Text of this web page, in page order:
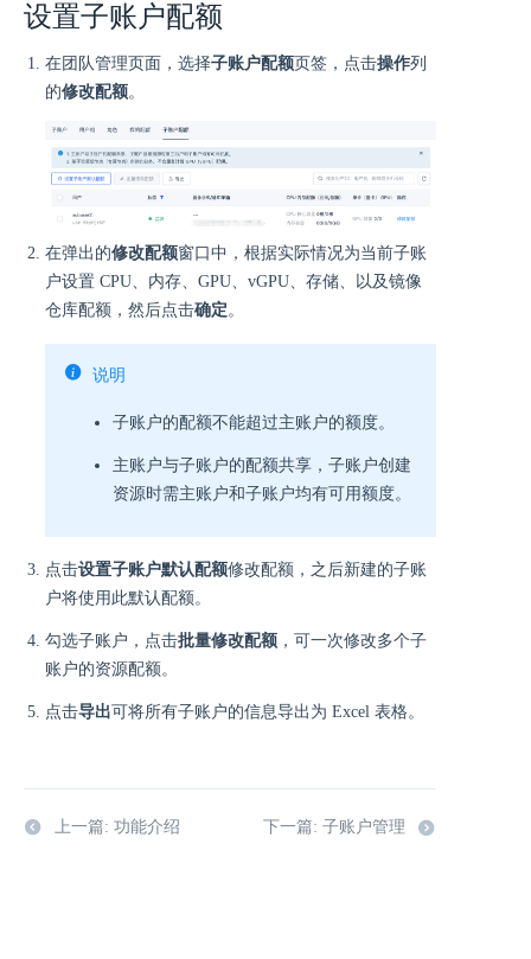
设置子账户配额
在团队管理页面，选择子账户配额页签，点击操作列
的修改配额。
在弹出的修改配额窗口中，根据实际情况为当前子账
户设置 CPU、内存、GPU、vGPU、存储、以及镜像
仓库配额，然后点击确定。
说明
子账户的配额不能超过主账户的额度。
主账户与子账户的配额共享，子账户创建
资源时需主账户和子账户均有可用额度。
点击设置子账户默认配额修改配额，之后新建的子账
户将使用此默认配额。
勾选子账户，点击批量修改配额 ，可一次修改多个子
账户的资源配额。
点击导出可将所有子账户的信息导出为 Excel 表格。
上一篇: 功能介绍 下一篇: 子账户管理